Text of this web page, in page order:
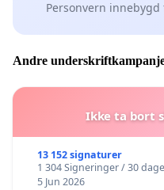
Personvern
Andre
Ikke ta bort
13 152 signaturer
1 304 Signeringer / 30
5 Jun 2026